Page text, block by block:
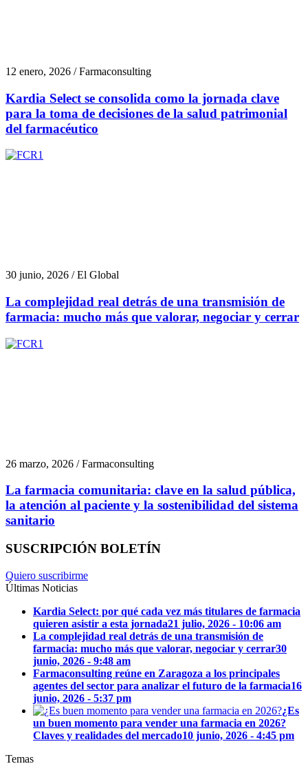
12 enero, 2026 / Farmaconsulting
Kardia Select se consolida como la jornada clave
para la toma de decisiones de la salud patrimonial
del farmacéutico
30 junio, 2026 / El Global
La complejidad real detrás de una transmisión de
farmacia: mucho más que valorar, negociar y cerrar
26 marzo, 2026 / Farmaconsulting
La farmacia comunitaria: clave en la salud pública,
la atención al paciente y la sostenibilidad del sistema
sanitario
SUSCRIPCIÓN BOLETÍN
Quiero suscribirme
Últimas Noticias
Kardia Select: por qué cada vez más titulares de farmacia
quieren asistir a esta jornada21 julio, 2026 - 10:06 am
La complejidad real detrás de una transmisión de
farmacia: mucho más que valorar, negociar y cerrar30
junio, 2026 - 9:48 am
Farmaconsulting reúne en Zaragoza a los principales
agentes del sector para analizar el futuro de la farmacia16
junio, 2026 - 5:37 pm
¿Es
un buen momento para vender una farmacia en 2026?
Claves y realidades del mercado10 junio, 2026 - 4:45 pm
Temas